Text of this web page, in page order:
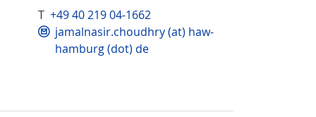
T +49 40 219 04-1662
jamalnasir.choudhry (at) haw-
hamburg (dot) de